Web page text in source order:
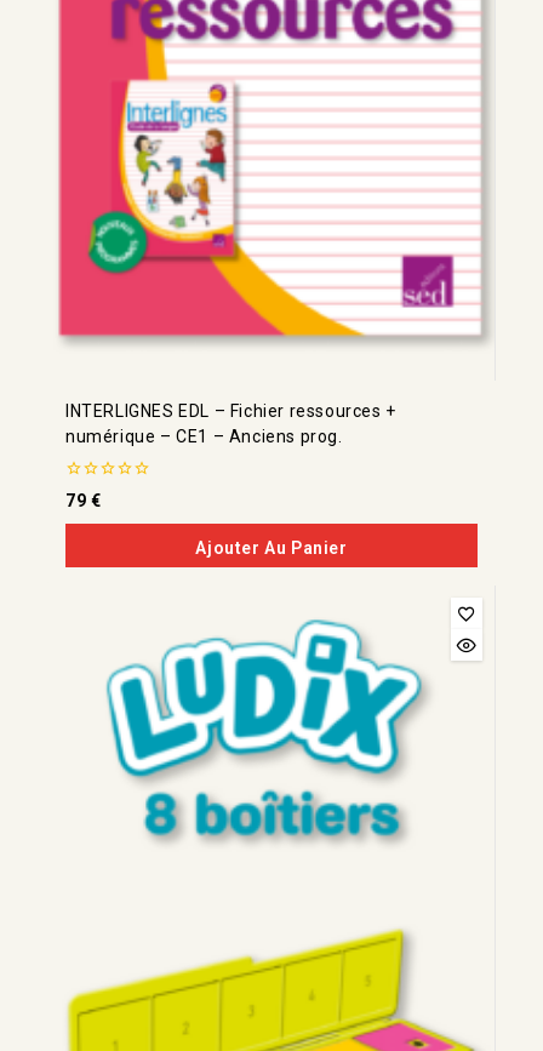
INTERLIGNES EDL – Fichier ressources +
numérique – CE1 – Anciens prog.
0
de
5
79 €
Ajouter Au Panier